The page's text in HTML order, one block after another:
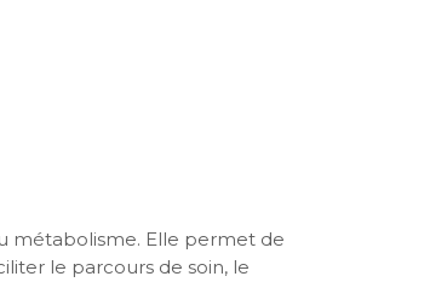
métabolisme. Elle permet de
le parcours de soin, le